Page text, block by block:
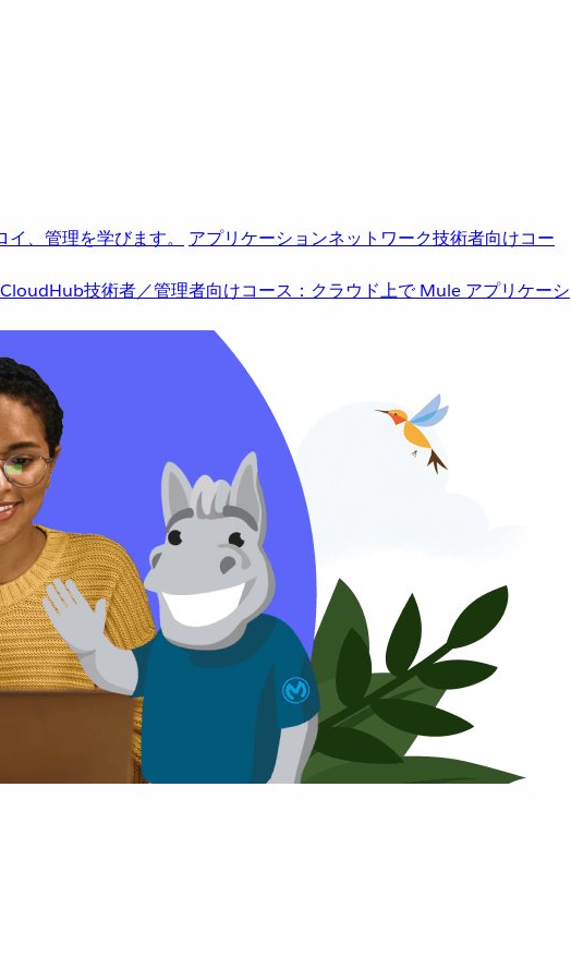
、管理を学びます。 アプリケーションネットワーク技術者向けコー
CloudHub技術者／管理者向けコース：クラウド上で Mule アプリケーシ